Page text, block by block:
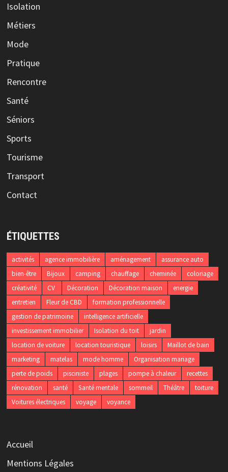
Isolation
Métiers
Mode
Pratique
Rencontre
Santé
Séniors
Sports
Tourisme
Transport
Contact
ÉTIQUETTES
activités agence immobilière aménagement
assurance auto
bien-être
Bijoux camping chauffage cheminée
coloriage
créativité
CV Décoration Décoration maison
energie
entretien
Fleur de CBD
formation professionnelle
gestion de patrimoine
intelligence artificielle
investissement immobilier
Isolation du toit
jardin
location de voiture
location touristique loisirs
Maillot de bain
marketing
matelas mode homme
Organisation mariage
perte de poids
pisciniste plages pompe à chaleur
recettes
rénovation
santé Santé mentale sommeil Théâtre
toiture
Voitures électriques
voyage voyance
Accueil
Mentions Légales